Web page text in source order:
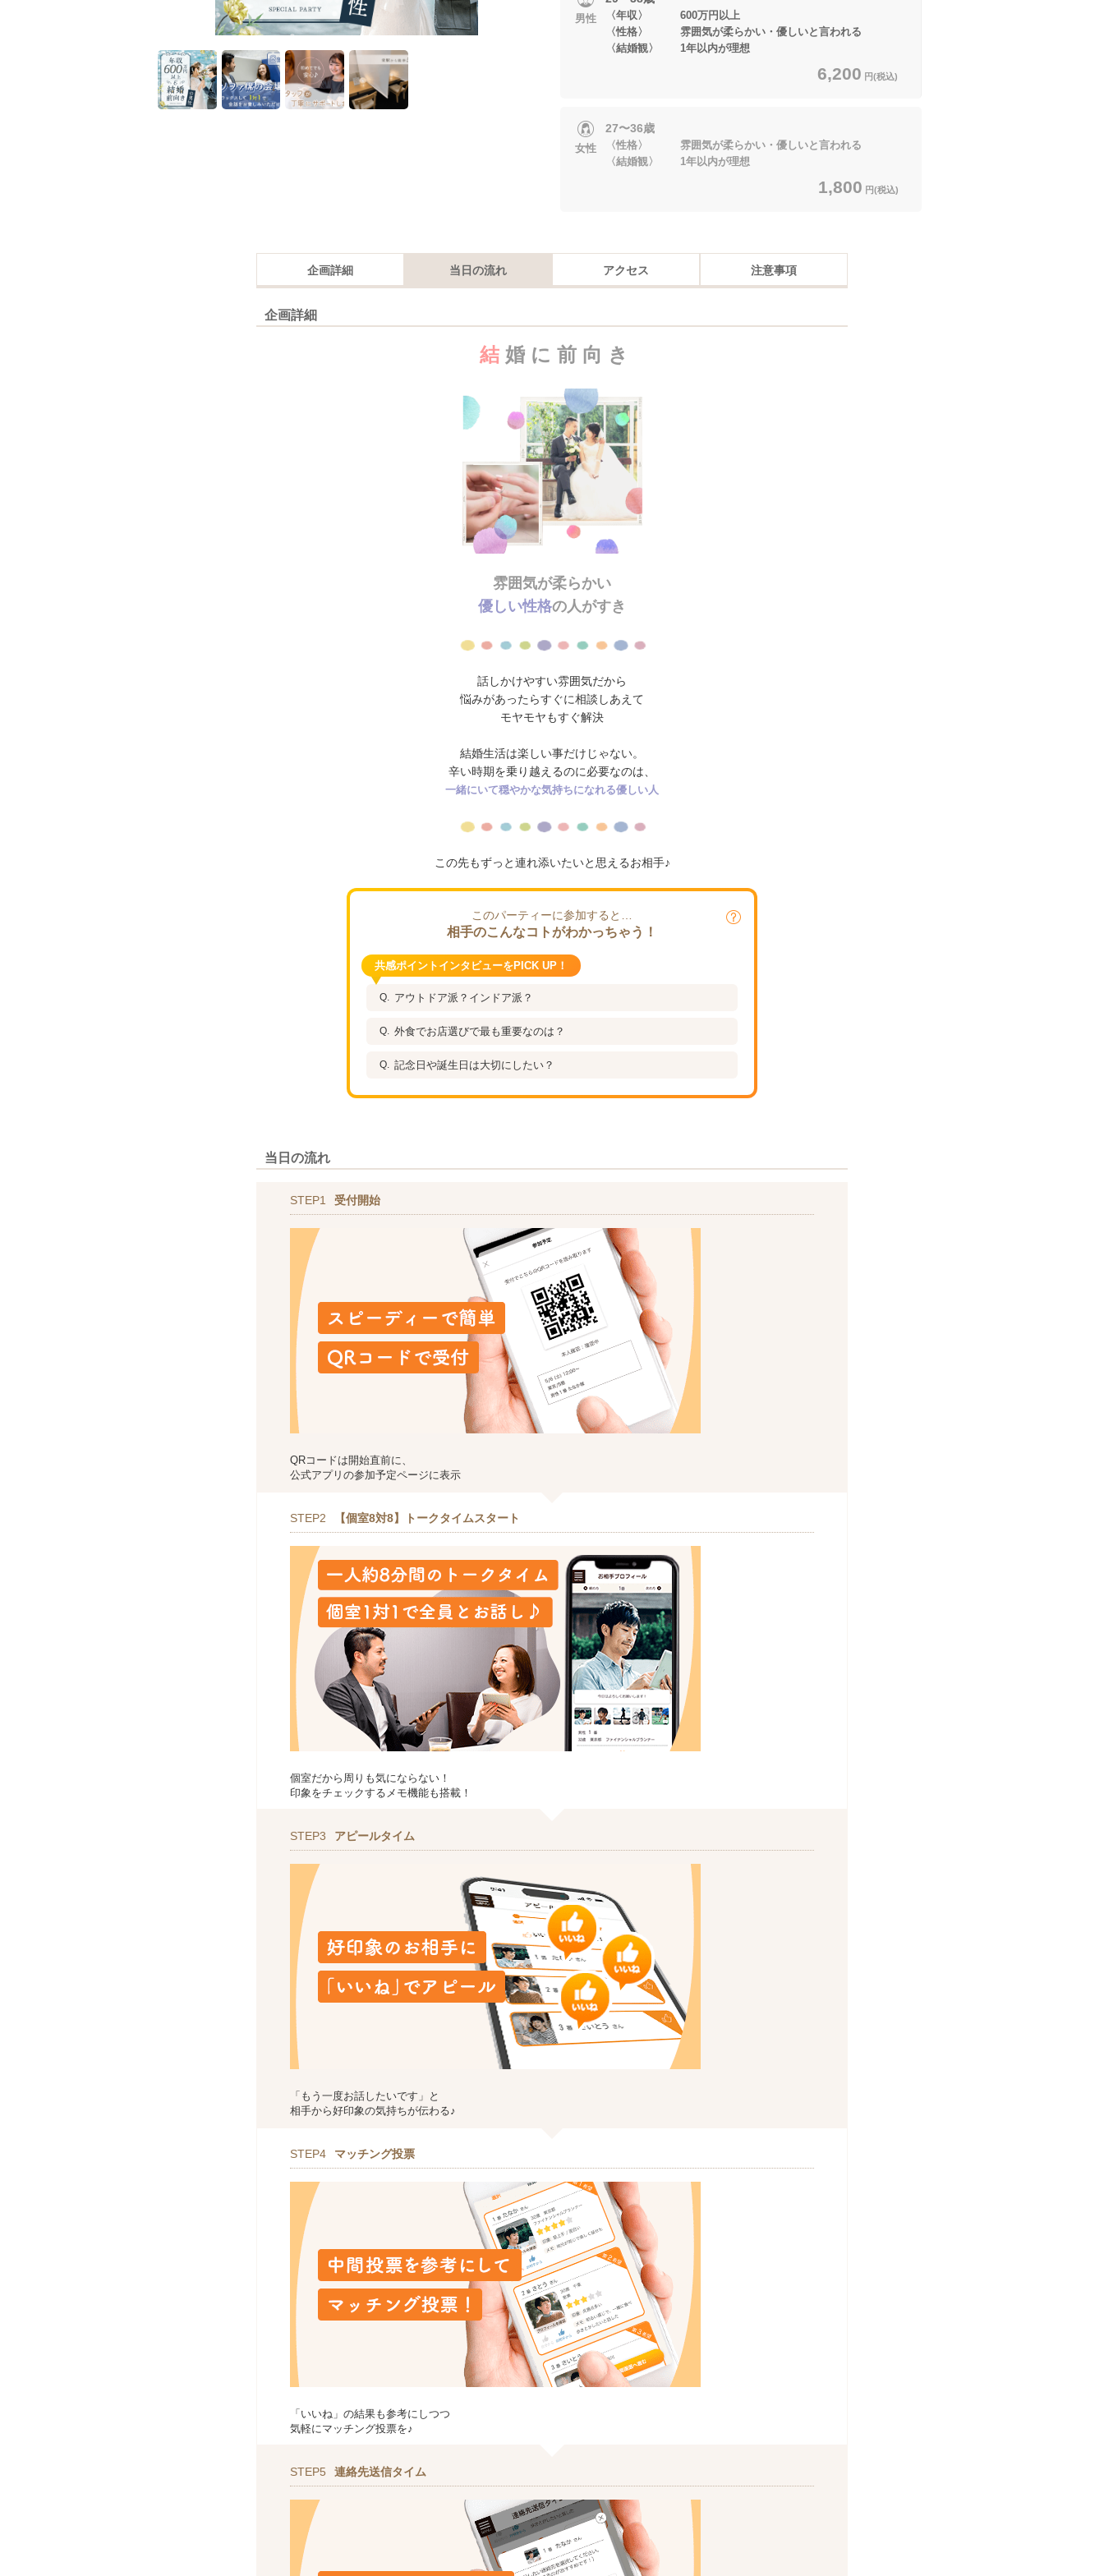
男性
〈年収〉 600万円以上
〈性格〉 雰囲気が柔らかい・優しいと言われる
〈結婚観〉 1年以内が理想
6,200 円(税込)
女性
27〜36歳
〈性格〉 雰囲気が柔らかい・優しいと言われる
〈結婚観〉 1年以内が理想
1,800 円(税込)
企画詳細 当日の流れ アクセス 注意事項
企画詳細
結婚 に 前 向 き
雰囲気が柔らかい
優しい性格の人がすき
話しかけやすい雰囲気だから
悩みがあったらすぐに相談しあえて
モヤモヤもすぐ解決
結婚生活は楽しい事だけじゃない。
辛い時期を乗り越えるのに必要なのは、
一緒にいて穏やかな気持ちになれる優しい人
この先もずっと連れ添いたいと思えるお相手♪
このパーティーに参加すると…
相手のこんなコトがわかっちゃう！
共感ポイントインタビューをPICK UP！
アウトドア派？インドア派？
外食でお店選びで最も重要なのは？
記念日や誕生日は大切にしたい？
当日の流れ
STEP1 受付開始
QRコードは開始直前に、
公式アプリの参加予定ページに表示
STEP2 【個室8対8】トークタイムスタート
個室だから周りも気にならない！
印象をチェックするメモ機能も搭載！
STEP3 アピールタイム
「もう一度お話したいです」と
相手から好印象の気持ちが伝わる♪
STEP4 マッチング投票
「いいね」の結果も参考にしつつ
気軽にマッチング投票を♪
STEP5 連絡先送信タイム